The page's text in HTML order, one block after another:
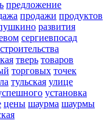
предложение
продажи продуктов
развития
сергиевпосад
строительства
тверь товаров
торговых точек
тульская улице
установка
цены шаурма шаурмы